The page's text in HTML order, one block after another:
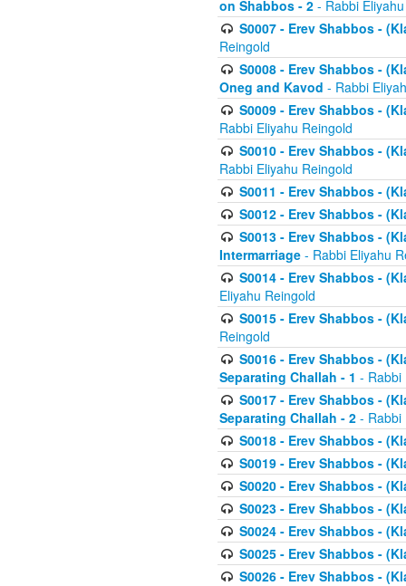
on Shabbos - 2 - Rabbi
S0007 - Erev Shabbos -
Reingold
S0008 - Erev Shabbos -
Oneg and Kavod - Rabbi
S0009 - Erev Shabbos -
Rabbi Eliyahu Reingold
S0010 - Erev Shabbos -
Rabbi Eliyahu Reingold
S0011 - Erev Shabbos -
S0012 - Erev Shabbos -
S0013 - Erev Shabbos -
Intermarriage - Rabbi Eliyahu
S0014 - Erev Shabbos -
Eliyahu Reingold
S0015 - Erev Shabbos -
Reingold
S0016 - Erev Shabbos -
Separating Challah - 1 - Rabbi
S0017 - Erev Shabbos -
Separating Challah - 2 - Rabbi
S0018 - Erev Shabbos -
S0019 - Erev Shabbos -
S0020 - Erev Shabbos -
S0023 - Erev Shabbos -
S0024 - Erev Shabbos -
S0025 - Erev Shabbos -
S0026 - Erev Shabbos -